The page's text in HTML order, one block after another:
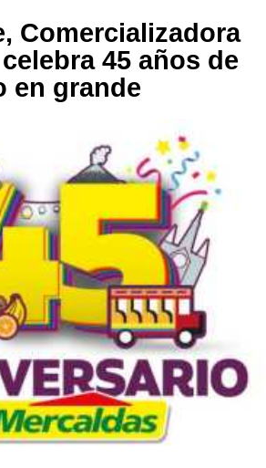
Comercializadora
45 años de
en grande